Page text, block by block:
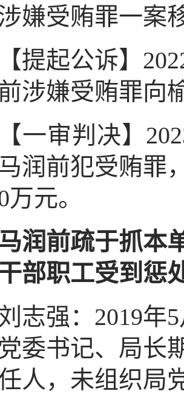
嫌受贿罪一案
【提起公诉】
涉嫌受贿罪向
【一审判决】
润前犯受贿罪
万元。
润前疏于抓本
部职工受到惩
志强：2019年
委书记、局长
人，未组织局